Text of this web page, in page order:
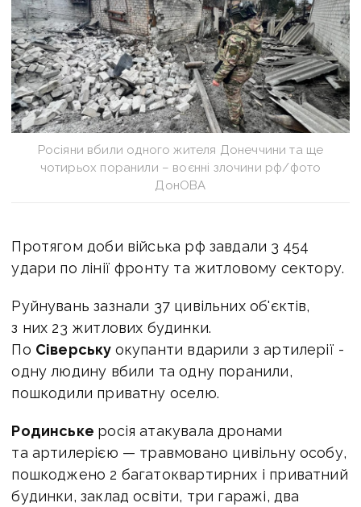
Росіяни вбили одного жителя Донеччини та ще
чотирьох поранили – воєнні злочини рф/фото
ДонОВА
Протягом доби війська рф завдали 3 454
удари по лінії фронту та житловому сектору.
Руйнувань зазнали 37 цивільних об'єктів,
з них 23 житлових будинки.
По Сіверську окупанти вдарили з артилерії -
одну людину вбили та одну поранили,
пошкодили приватну оселю.
Родинське росія атакувала дронами
та артилерією — травмовано цивільну особу,
пошкоджено 2 багатоквартирних і приватний
будинки, заклад освіти, три гаражі, два